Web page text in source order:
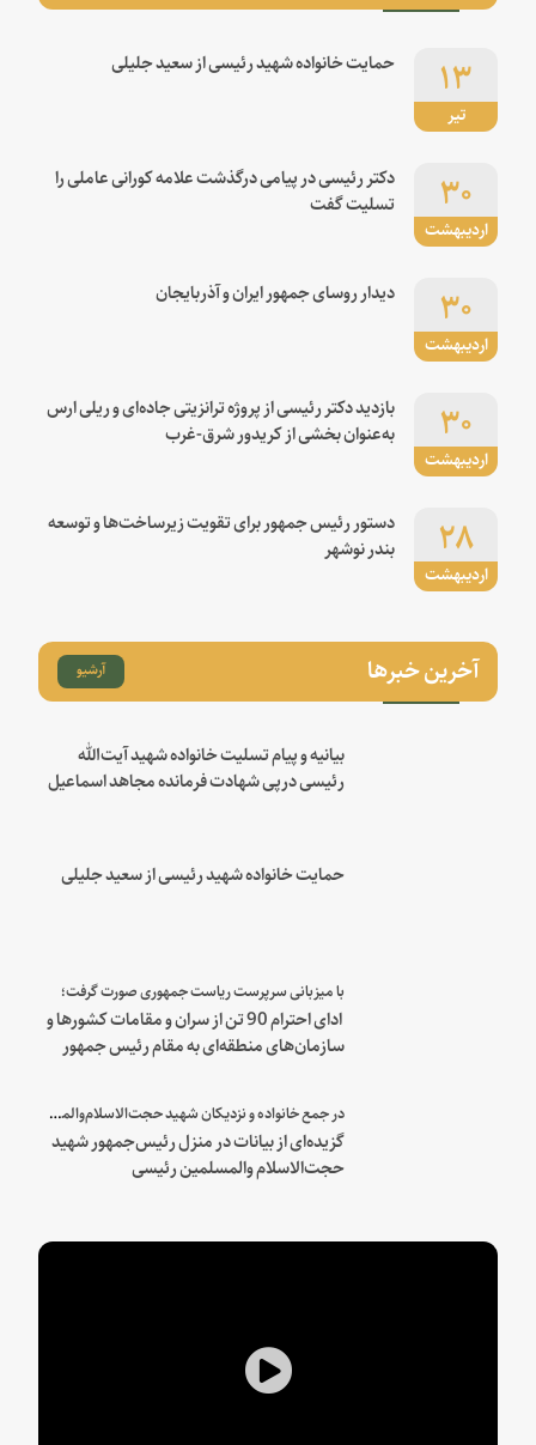
تیر
۱۳ حمایت خانواده شهید رئیسی از سعید جلیلی
اردیبهشت
۳۰
دکتر رئیسی در پیامی درگذشت علامه کورانی عاملی را
تسلیت گفت
اردیبهشت
۳۰ دیدار روسای جمهور ایران و آذربایجان
اردیبهشت
۳۰
بازدید دکتر رئیسی از پروژه ترانزیتی جاده‌ای و ریلی ارس
به‌عنوان بخشی از کریدور شرق-غرب
اردیبهشت
۲۸
دستور رئیس جمهور برای تقویت زیرساخت‌ها و توسعه
بندر نوشهر
آخرین خبرها آرشیو
بیانیه و پیام تسلیت خانواده شهید آیت‌الله
رئیسی درپی شهادت فرمانده مجاهد اسماعیل
حمایت خانواده شهید رئیسی از سعید جلیلی
با میزبانی سرپرست ریاست جمهوری صورت گرفت؛
ادای احترام 90 تن از سران و مقامات کشورها و
سازمان‌های منطقه‌ای به مقام رئیس جمهور
در جمع خانواده و نزدیکان شهید حجت‌الاسلام‌والمسلمین رئیسی:
گزیده‌ای از بیانات در منزل رئیس‌جمهور شهید
حجت‌الاسلام والمسلمین رئیسی
Play